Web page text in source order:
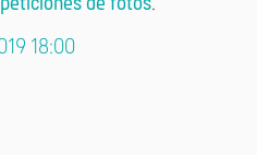
de fotos.
18:00